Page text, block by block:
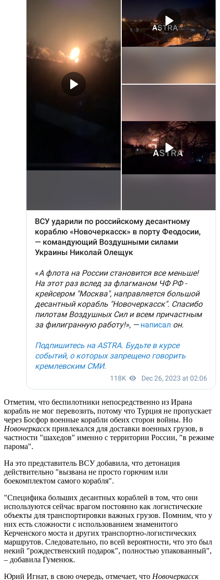
Отметим, что беспилотники непосредственно из Ирана
корабль не мог перевозить, потому что Турция не пропускает
через Босфор военные корабли обеих сторон войны. Но
Новочеркасскпривлекался для доставки военных грузов, в
частности "шахедов" именно с территории России, "в режиме
парома".
На это представитель ВСУ добавила, что детонация
действительно "вызвана не просто горючим или
боекомплектом самого корабля".
"Специфика больших десантных кораблей в том, что они
используются сейчас врагом постоянно как логистические
объекты для транспортировки важных грузов. Помним, что у
них есть сложности с использованием знаменитого
Керченского моста и других транспортно-логистических
маршрутов. Следовательно, по всей вероятности, что это был
некий "рождественский подарок", полностью упакованный",
– добавила Гуменюк.
Юрий Игнат, в свою очередь, отмечает, что Новочеркасск